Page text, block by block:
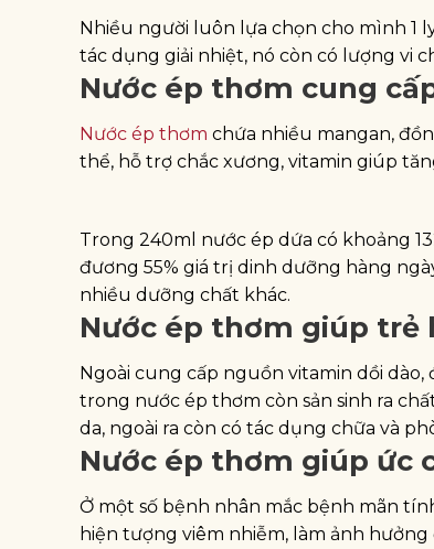
Nhiều người luôn lựa chọn cho mình 1
tác dụng giải nhiệt, nó còn có lượng vi
Nước ép thơm cung
Nước ép thơm chứa nhiều mangan,
thể, hỗ trợ chắc xương, vitamin giúp
Trong 240ml nước ép dứa có khoảng
đương 55% giá trị dinh dưỡng hàng
nhiều dưỡng chất khác.
Nước ép thơm giúp trẻ
Ngoài cung cấp nguồn vitamin dồi
trong nước ép thơm còn sản sinh ra
da, ngoài ra còn có tác dụng chữa và
Nước ép thơm giúp ức
Ở một số bệnh nhân mắc bệnh mãn
hiện tượng viêm nhiễm, làm ảnh